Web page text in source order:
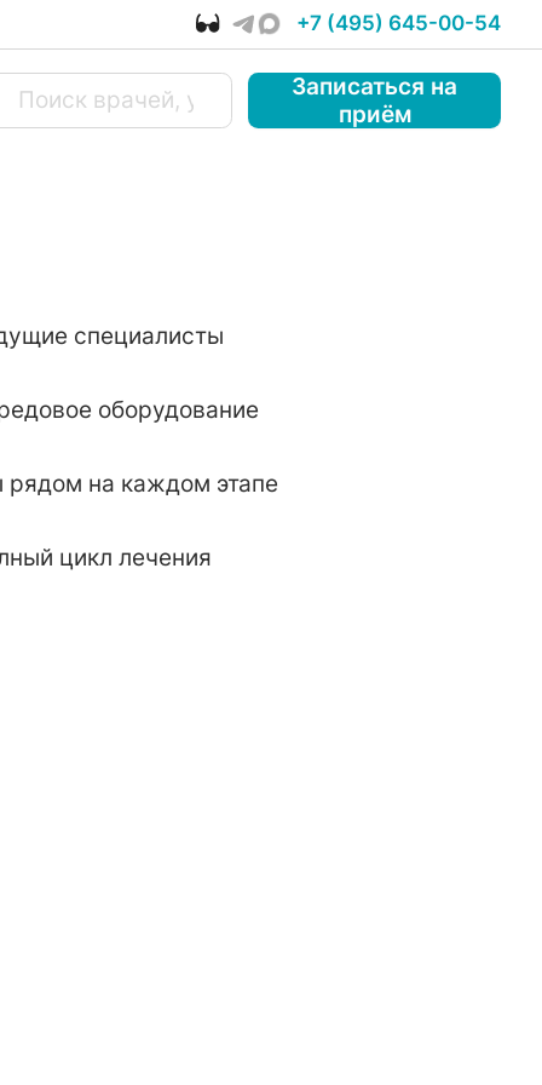
+7 (495) 645-00-54
Записаться на
приём
специалисты
оборудование
на каждом этапе
цикл лечения